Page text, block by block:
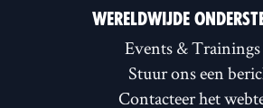
WERELDWIJDE
Events & Trainings
Stuur ons een
Contacteer het